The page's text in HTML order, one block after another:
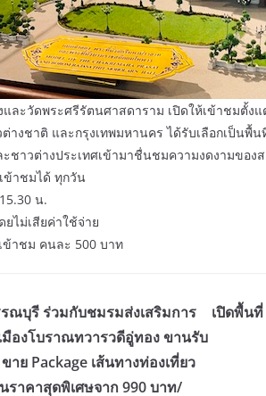
ละวัดพระศรีรัตนศาสดาราม เปิดให้เข้าชมตั้ง
ต่างชาติ และกรุงเทพมหานคร ได้รับเลือกเป็น
ะชาวต่างประเทศเข้ามาชื่นชมความงดงามขอ
ข้าชมได้ ทุกวัน
น.
ไม่เสียค่าใช้จ่าย
ข้าชม คนละ 500 บาท
ณบุรี ร่วมกับชมรมส่งเสริมการ
องโบราณทวารวดีอู่ทอง ขานรับ
าย Package เส้นทางท่องเที่ยว
ราคาสุดพิเศษจาก 990 บาท/
เปิดพื้น